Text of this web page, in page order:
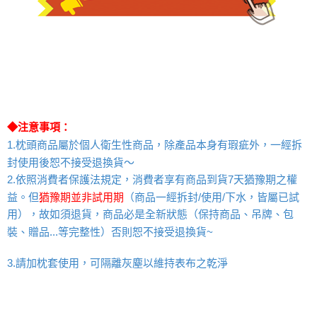
◆注意事項：
1.枕頭商品屬於個人衛生性商品，除產品本身有瑕疵外，一經拆
封使用後恕不接受退換貨～
2.依照消費者保護法規定，消費者享有商品到貨7天猶豫期之權
益。但猶豫期並非試用期 （商品一經拆封/使用/下水，皆屬已試
用），故如須退貨，商品必是全新狀態（保持商品、吊牌、包
裝、贈品...等完整性）否則恕不接受退換貨~
3.請加枕套使用，可隔離灰塵以維持表布之乾淨